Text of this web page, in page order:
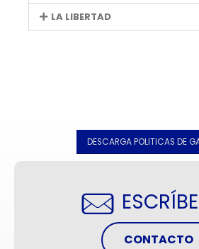
LA LIBERTAD
DESCARGA POLITICAS DE
CONTACTO